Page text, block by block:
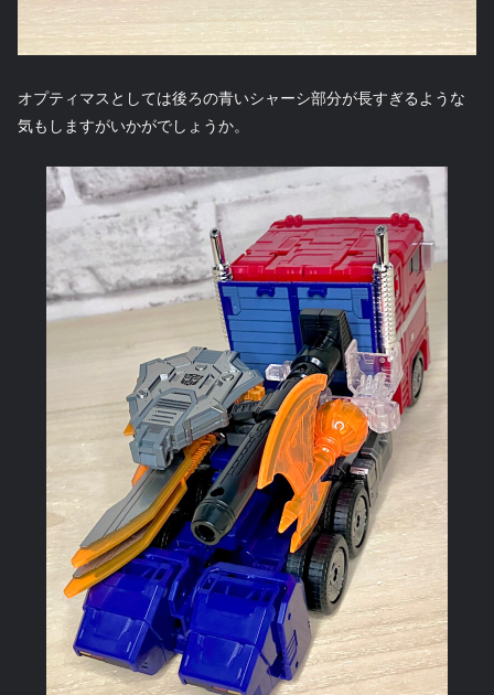
オプティマスとしては後ろの青いシャーシ部分が長すぎるような
気もしますがいかがでしょうか。